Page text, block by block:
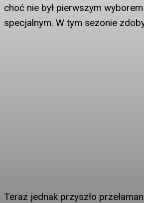
choć nie był pierwszym
specjalnym. W tym sezonie
Teraz jednak przyszło